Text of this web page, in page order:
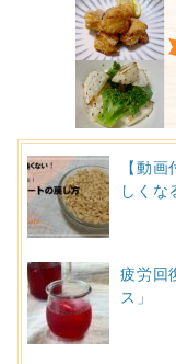
【動
しくな
疲労回
ス」